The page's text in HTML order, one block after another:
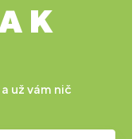
K
už vám nič